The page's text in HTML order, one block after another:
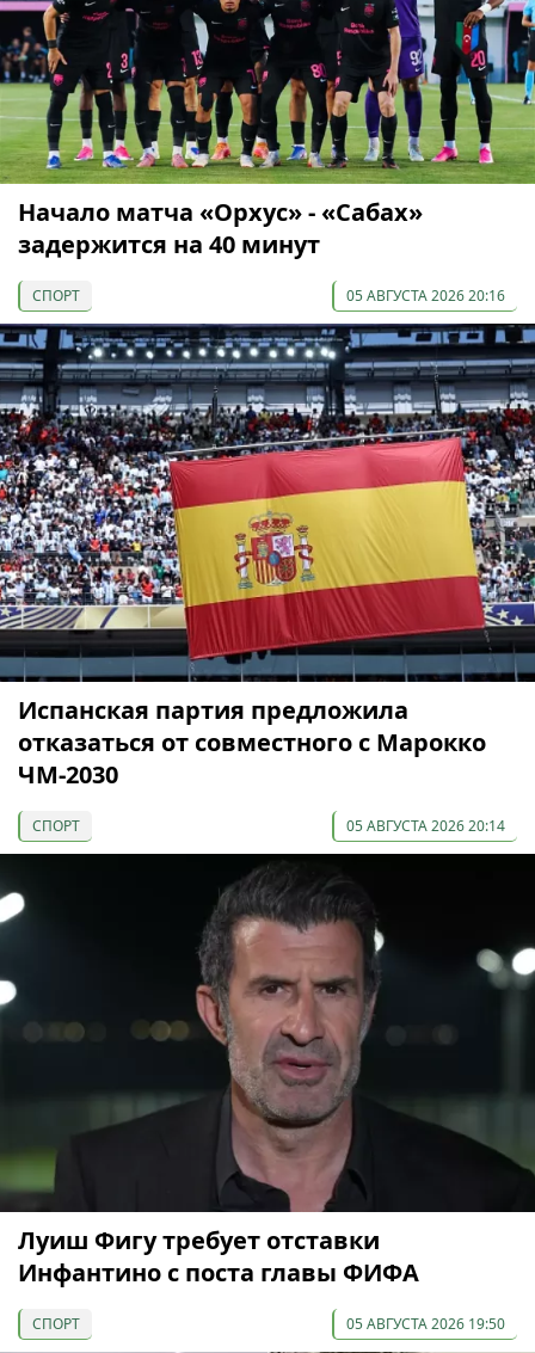
Начало матча «Орхус» - «Сабах»
задержится на 40 минут
СПОРТ 05 АВГУСТА 2026 20:16
Испанская партия предложила
отказаться от совместного с Марокко
ЧМ-2030
СПОРТ 05 АВГУСТА 2026 20:14
Луиш Фигу требует отставки
Инфантино с поста главы ФИФА
СПОРТ 05 АВГУСТА 2026 19:50